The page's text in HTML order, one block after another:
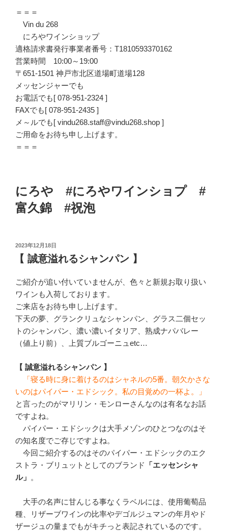
＝＝＝
Vin du 268
にろやワインショップ
適格請求書発行事業者番号：T1810593370162
営業時間 10:00～19:00
〒651-1501 神戸市北区道場町道場128
メッセンジャーでも
お電話でも[ 078-951-2324 ]
FAXでも[ 078-951-2435 ]
メ～ルでも[ vindu268.staff@vindu268.shop ]
ご用命をお待ち申し上げます。
＝＝＝
にろや #にろやワインショプ #
富久錦 #祝泡
投
日:
2023年12月18日
【 誠意溢れるシャンパン 】
ご紹介が追い付いていませんが、色々と新規お取り扱い
ワインも入荷しております。
ご来店をお待ち申し上げます。
下天の夢、グランクリュなシャンパン、グラス二個セッ
トのシャンパン、濃い濃いイタリア、熟成ナパバレー
（値上り前）、上質ブルゴーニュetc…
【 誠意溢れるシャンパン 】
「寝る時に身に着けるのはシャネルの5番。朝欠かさな
いのはパイパー・エドシック。私の目覚めの一杯よ。」
と言ったのがマリリン・モンローさんなのは有名なお話
ですよね。
パイパー・エドシックは大手メゾンのひとつなのはそ
の知名度でご存じですよね。
今回ご紹介するのはそのパイパー・エドシックのエク
ストラ・ブリュットとしてのブランド
「エッセンシャ
ル」 。
大手の名声に甘んじる事なくラベルには、使用葡萄品
種、リザーブワインの比率やデゴルジュマンの年月やド
ザージュの量までもがキチっと表記されているのです。